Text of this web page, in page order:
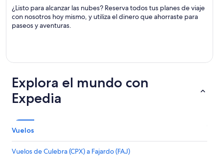
¿Listo para alcanzar las nubes? Reserva todos tus planes de viaje
con nosotros hoy mismo, y utiliza el dinero que ahorraste para
paseos y aventuras.
Explora el mundo con
Expedia
Vuelos
Vuelos de Culebra (CPX) a Fajardo (FAJ)